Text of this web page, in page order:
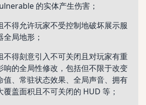
的实体产生伤害；
不得允许玩家不受控制地破坏展示服
全局地形；
不得刻意引入不可关闭且对玩家有重
响的全局性修改，包括但不限于改变
值、常驻状态效果、全局声音、拥有
覆盖面积且不可关闭的 HUD 等；